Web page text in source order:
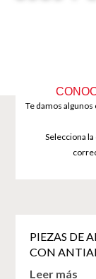
Te damos
Selecciona
PIEZAS DE
CON
Leer más